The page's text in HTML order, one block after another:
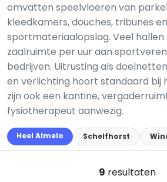
omvatten speelvloeren van
kleedkamers, douches, tribunes en
sportmateriaalopslag. Veel hallen
zaalruimte per uur aan
bedrijven. Uitrusting als
en verlichting hoort standaard bij
zijn ook een kantine,
fysiotherapeut aanwezig.
Heel Almelo Schelfhorst
9 resultaten